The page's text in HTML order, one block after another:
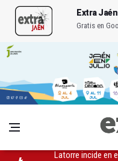
Extra Jaén
Gratis en